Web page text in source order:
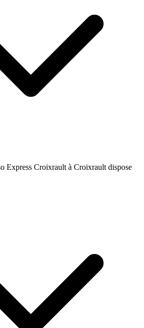
Express Croixrault à Croixrault dispose